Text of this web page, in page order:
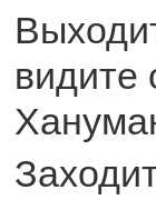
видите